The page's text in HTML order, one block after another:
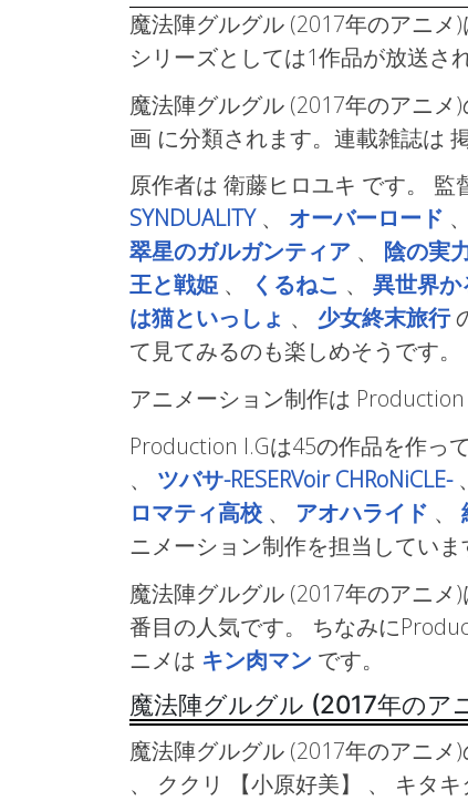
魔法陣グルグル (2017年のアニメ
シリーズとしては1作品が放送さ
魔法陣グルグル (2017年のアニメ
画 に分類されます。連載雑誌は
原作者は 衛藤ヒロユキ です。 監
SYNDUALITY、 オーバーロード 、
翠星のガルガンティア 、 陰の実
王と戦姫 、 くるねこ 、 異世界か
は猫といっしょ 、 少女終末旅行
て見てみるのも楽しめそうです。
アニメーション制作は Production
Production I.Gは45の作品を作っ
、 ツバサ-RESERVoir CHRoNiCLE-
ロマティ高校 、 アオハライド 、
ニメーション制作を担当していま
魔法陣グルグル (2017年のアニ
番目の人気です。 ちなみに
ニメは キン肉マン です。
魔法陣グルグル (2017年のア
魔法陣グルグル (2017年のアニ
、 ククリ
【小原好美】 、 キタ